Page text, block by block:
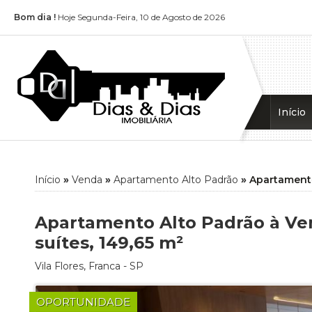
Bom dia ! Hoje Segunda-Feira, 10 de Agosto de 2026
Início
Início » Venda » Apartamento Alto Padrão »
Apartamento Alto Padrão à
suítes, 149,65 m²
Vila Flores, Franca - SP
OPORTUNIDADE